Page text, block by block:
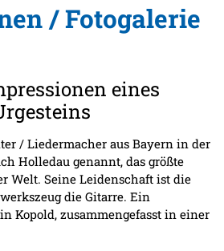
/ Fotogalerie
eines
/ Liedermacher aus Bayern in der
Holledau genannt, das größte
Welt. Seine Leidenschaft ist die
die Gitarre. Ein
Kopold, zusammengefasst in einer